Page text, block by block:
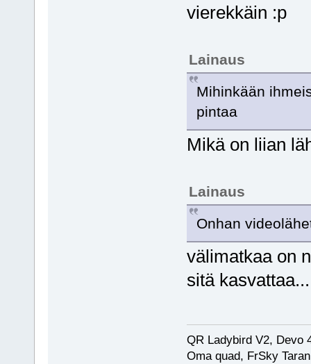
vierekkäin :p
Lainaus
Mihinkään
pintaa
Mikä on liian
Lainaus
Onhan
välimatkaa on
sitä kasvattaa...
QR Ladybird V2, Devo
Oma quad, FrSky